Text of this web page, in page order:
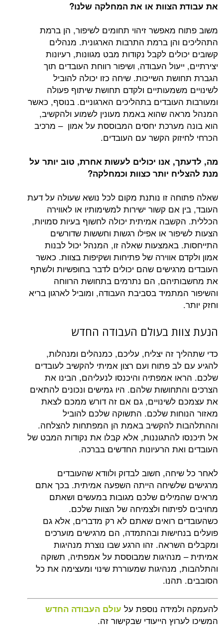
את עבודת הצוות או את המחלקה שלנו?
משוב פתוח מאפשר זיהוי תחומים לשיפור, הן ברמת
התהליכים והן ברמת התרבות הארגונית. מנהלים
קשובים יכולים לקבל נקודות מבט מגוונות, רעיונות
יצירתיים, ייעול העבודה, ושיפור רווחת העובדים תוך
הגברת תחושת השייכות. שיחה כזו יכולה להוביל
לשינויים משמעותיים ולקדם תחושת שיתוף פעולה
ומעורבות העובדים בתהליכים הארגוניים. בנוסף, כאשר
המנהל מראה שהוא באמת מעונין לשמוע ולהקשיב,
הוא בונה מערכת יחסים המבוססת על אמון – מרכיב
הכרחי לחיזוק הקשר עם העובדים.
מה, לדעתך, אנו יכולים לעשות אחרת, טוב יותר על
מנת להצליח יותר כצוות וכמחלקה?
שאלה פתוחה זו נותנת מקום לכל נושא שעולה על דעת
העובד, בין אם קשור ישירות למשימותיו או לאווירה
הכללית. הקשבה אמיתית יכולה לחשוף בעיות סמויות,
הצעות לשיפור או אפילו רגשות וחששות שדורשים
התייחסות. באמצעות שאלה זו, המנהל יכול לבנות
אמון ולקדם אווירה של פתיחות ושקיפות בצוות. כאשר
העובדים מרגישים שהם יכולים לדבר בחופשיות ולשתף
את מחשבותיהם, הם נתרמים בתחושת הרווחה
והשיפור המתמיד בסביבת העבודה, ומוביל לארגון בריא
וחזק יותר.
הנעת צוות בעולם העבודה החדש
כדי שתהליך זה יצליח, עליכם, כמנהלים ומנהלות,
להגיע עם לב פתוח ועם רצון אמיתי להקשיב לעובדים
שלכם. הראו אמפתיה והיכנסו לנעליהם, הבינו את
הצרכים והתחושות שלהם. היו גמישים ונכונים להתאים
את עצמכם לשינויים, גם אם זה דורש ממכם לצאת
מאזור הנוחות שלכם. התשוקה שלכם להוביל
וההתלהבות להקשיב באמת הן המפתחות להצלחה.
אל תיכנסו להתגוננות, אלא קבלו את נקודות המבט של
העובדים ואת הרעיונות החדשים בברכה.
לאחר כל שיחה, חשוב לבדוק ולוודא שהעובדים
מרגישים שלשיחה הייתה השפעה אמיתית. בכך אתם
מראים שהמילים שלכם מגובות במעשים ושאתם
מחויבים לפיתוח ולצמיחה של הצוות שלכם.
כשהעובדים רואים שאתם לא רק מדברים, אלא גם
פועלים בנחישות ובהתמדה, הם מרגישים מוערכים
ומקבלים השראה. זהו הרגע שבו נוצרת מנהיגות
אמיתית – מנהיגות שמבוססת על אמפתיה, תשוקה
והתלהבות, מנהיגות שמעוררת שינוי ומעצימה את כל
הסובבים. תהנו.
להעמקה ולמידה נוספת על עולם העבודה החדש
המשיכו לערוץ הייעודי שבקישור זה.